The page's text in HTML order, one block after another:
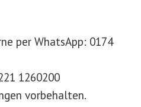
per WhatsApp: 0174
1260200
vorbehalten.